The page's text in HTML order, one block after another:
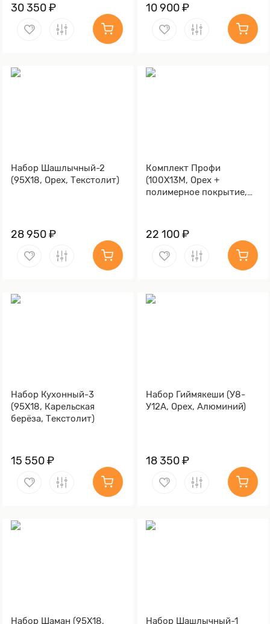
30 350 ₽ 10 900 ₽
Набор Шашлычный-2
(95Х18, Орех, Текстолит)
28 950 ₽
Комплект Профи
(100Х13М, Орех +
полимерное покрытие,
22 100 ₽
Набор Кухонный-3
(95Х18, Карельская
берёза, Текстолит)
15 550 ₽
Набор Гиймякеши (У8-
У12А, Орех, Алюминий)
18 350 ₽
Набор Шаман (95Х18, Набор Шашлычный-1